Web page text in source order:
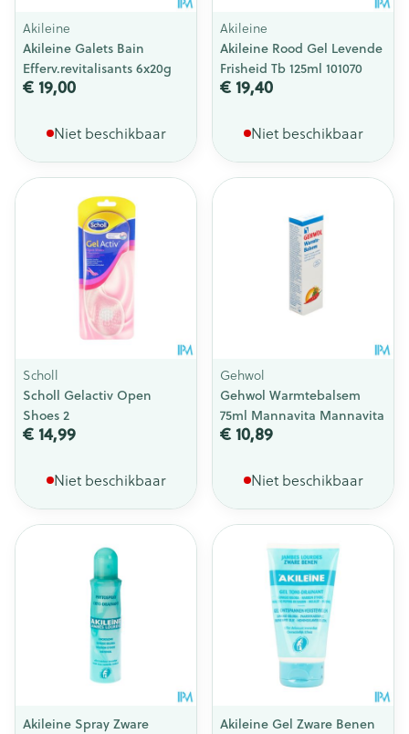
Akileine
Akileine Galets Bain
Efferv.revitalisants 6x20g
€ 19,00
Niet beschikbaar
Akileine
Akileine Rood Gel Levende
Frisheid Tb 125ml 101070
€ 19,40
Niet beschikbaar
Scholl
Scholl Gelactiv Open
Shoes 2
€ 14,99
Niet beschikbaar
Gehwol
Gehwol Warmtebalsem
75ml Mannavita Mannavita
€ 10,89
Niet beschikbaar
Akileine Spray Zware
Akileine Gel Zware Benen